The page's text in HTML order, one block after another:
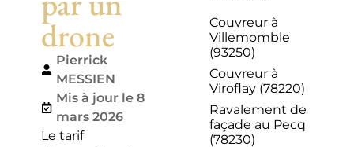
drone
Pierrick
MESSIEN
Mis à jour le 8
mars 2026
Le tarif
Couvreur à
Villemomble
(93250)
Couvreur à
Viroflay (78220)
Ravalement de
façade au Pecq
(78230)